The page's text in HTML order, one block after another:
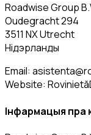
Roadwise Group
Oudegracht 294
3511 NX Utrecht
Нідэрланды
Email:
Website:
Інфармацыя пра